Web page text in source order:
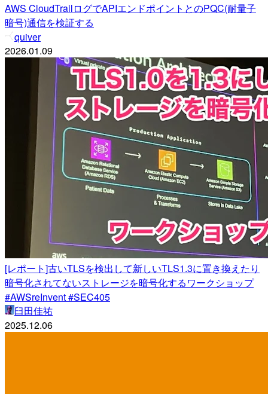
AWS CloudTrailログでAPIエンドポイントとのPQC(耐量子
暗号)通信を検証する
quiver
2026.01.09
[レポート]古いTLSを検出して新しいTLS1.3に置き換えたり
暗号化されてないストレージを暗号化するワークショップ
#AWSreInvent #SEC405
臼田佳祐
2025.12.06